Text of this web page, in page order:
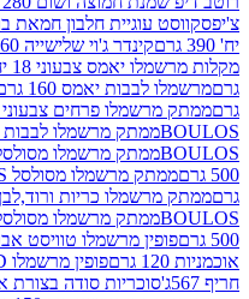
עוגיית חלבון חמאת בוטנים
קינדר ג'וי שלישייה 60 גרם
מרשמלו 150 גר –
צבעוני 18 יח' 270 גרם
יאמס 160 גרם
מרשמלו טוויסט אבטיח 120 גרם
פופין מרשמלו 3D תות שדה 100 גרם
סוכריות סודה בצורת אבן נייר ומספרים